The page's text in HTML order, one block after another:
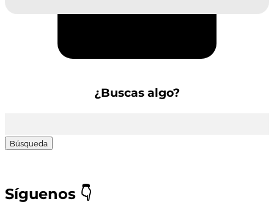
¿Buscas algo?
Síguenos 👇